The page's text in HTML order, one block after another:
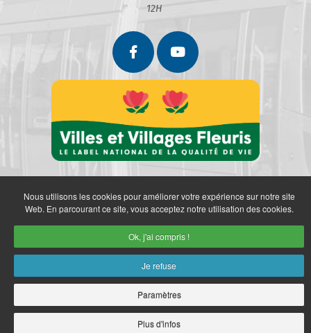
12H
Politique de confidentialité
Copyright © 2026 Ville de Marly. Réalisation
Nous utilisons les cookies pour améliorer votre expérience sur notre site
Web. En parcourant ce site, vous acceptez notre utilisation des cookies.
Ok, j'ai compris !
Je refuse
Paramètres
Plus d'infos